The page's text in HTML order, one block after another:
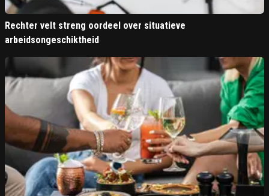
Rechter velt streng oordeel over situatieve
arbeidsongeschiktheid